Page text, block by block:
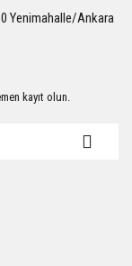
Yenimahalle/Ankara
kayıt olun.